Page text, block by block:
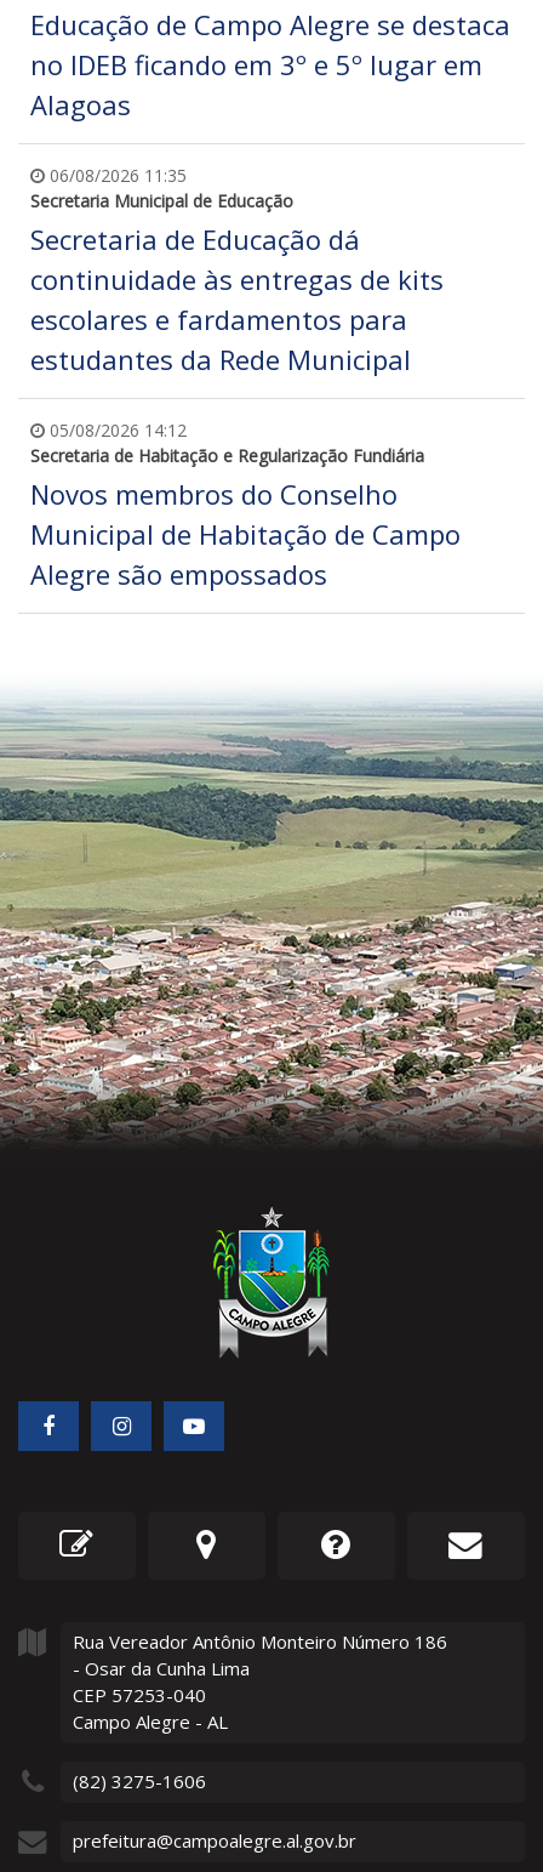
Educação de Campo Alegre se destaca
no IDEB ficando em 3º e 5º lugar em
Alagoas
06/08/2026 11:35
Secretaria Municipal de Educação
Secretaria de Educação dá
continuidade às entregas de kits
escolares e fardamentos para
estudantes da Rede Municipal
05/08/2026 14:12
Secretaria de Habitação e Regularização Fundiária
Novos membros do Conselho
Municipal de Habitação de Campo
Alegre são empossados
Rua Vereador Antônio Monteiro Número 186
- Osar da Cunha Lima
CEP 57253-040
Campo Alegre - AL
(82) 3275-1606
prefeitura@campoalegre.al.gov.br